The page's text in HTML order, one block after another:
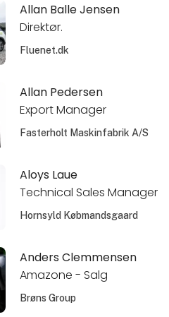
Allan Balle Jensen
Direktør.
Fluenet.dk
Allan Pedersen
Export Manager
Fasterholt Maskinfabrik A/S
Aloys Laue
Technical Sales Manager
Hornsyld Købmandsgaard
Anders Clemmensen
Amazone - Salg
Brøns Group